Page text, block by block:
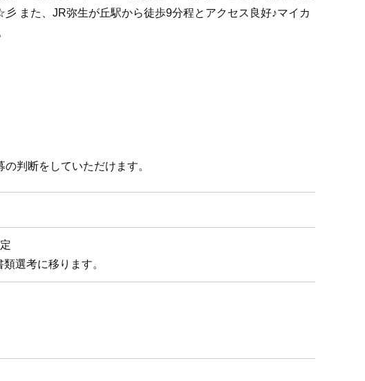
また、JR弥生が丘駅から徒歩9分程とアクセス良好♪マイカ
判断をしていただけます。
選考に移ります。